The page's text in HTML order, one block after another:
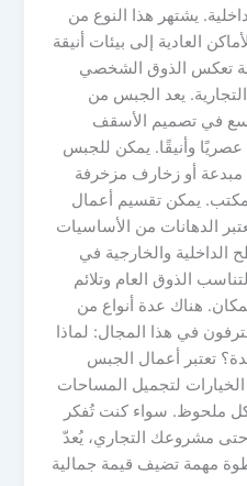
يشتهر هذا النوع من
العادية إلى بيئات أنيقة
تعكس الذوق الشخصي
يعد الجبس من
في تصميم الأسقف
وأنيقًا. يمكن للجبس
أو زخارف مزخرفة
يمكن تقسيم أعمال
الدهانات من الأساسيات
الداخلية والخارجية في
الذوق العام وتلائم
هناك عدة أنواع من
في هذا المجال: لماذا
تعتبر أعمال الجبس
لتجميل المساحات
ملحوظ. سواء كنت تُفكر
مشروعك التجاري، يُعدّ
مهمة تضيف قيمة جمالية